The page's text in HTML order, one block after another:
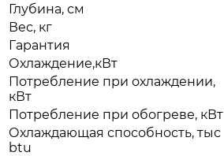
Глубина, см
Вес, кг
Гарантия
Охлаждение,кВт
Потребление при охлаждении,
кВт
Потребление при обогреве, кВт
Охлаждающая способность, тыс
btu